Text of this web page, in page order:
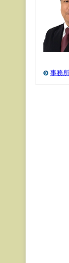
事務